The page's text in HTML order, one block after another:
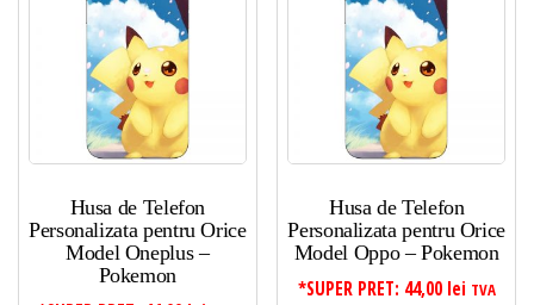
Husa de Telefon
Personalizata pentru Orice
Model Oneplus –
Pokemon
Husa de Telefon
Personalizata pentru Orice
Model Oppo – Pokemon
*SUPER PRET: 44,00 lei TVA